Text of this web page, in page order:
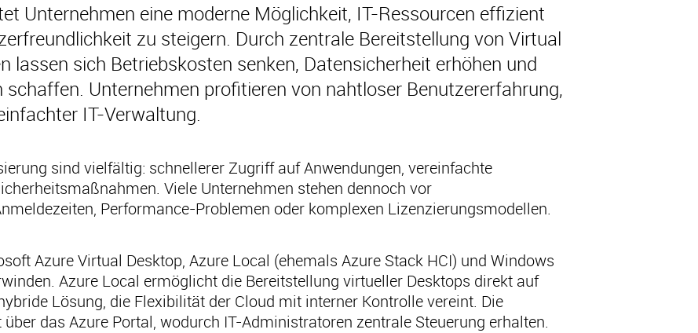
Unternehmen eine moderne Möglichkeit, IT-Ressourcen effizient
zu steigern. Durch zentrale Bereitstellung von Virtual
lassen sich Betriebskosten senken, Datensicherheit erhöhen und
Unternehmen profitieren von nahtloser Benutzererfahrung,
IT-Verwaltung.
sind vielfältig: schnellerer Zugriff auf Anwendungen, vereinfachte
Viele Unternehmen stehen dennoch vor
Performance-Problemen oder komplexen Lizenzierungsmodellen.
Azure Virtual Desktop, Azure Local (ehemals Azure Stack HCI) und Windows
Azure Local ermöglicht die Bereitstellung virtueller Desktops direkt auf
Lösung, die Flexibilität der Cloud mit interner Kontrolle vereint. Die
das Azure Portal, wodurch IT-Administratoren zentrale Steuerung erhalten.